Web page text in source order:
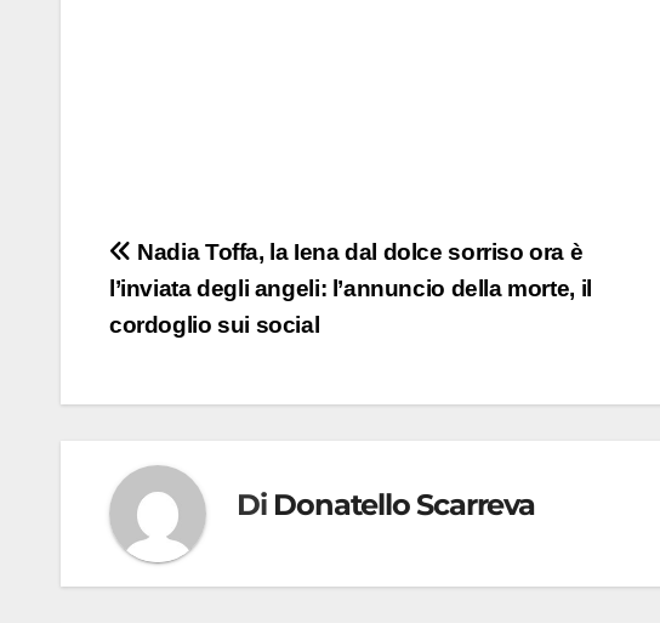
Navigazione
articoli
Nadia Toffa, la Iena dal dolce sorriso ora è
l’inviata degli angeli: l’annuncio della morte, il
cordoglio sui social
Di Donatello Scarreva